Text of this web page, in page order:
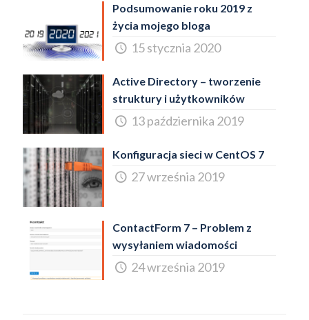
Podsumowanie roku 2019 z
życia mojego bloga
15 stycznia 2020
Active Directory – tworzenie
struktury i użytkowników
13 października 2019
Konfiguracja sieci w CentOS 7
27 września 2019
ContactForm 7 – Problem z
wysyłaniem wiadomości
24 września 2019